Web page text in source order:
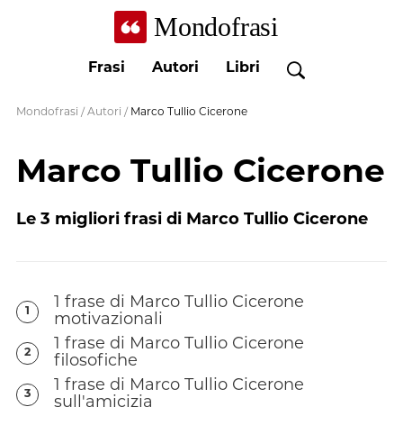
Mondofrasi
Frasi Autori Libri
Mondofrasi / Autori / Marco Tullio Cicerone
Marco Tullio Cicerone
Le 3 migliori frasi di Marco Tullio Cicerone
1 frase di Marco Tullio Cicerone
motivazionali
2 1 frase di Marco Tullio Cicerone
filosofiche
3 1 frase di Marco Tullio Cicerone
sull'amicizia